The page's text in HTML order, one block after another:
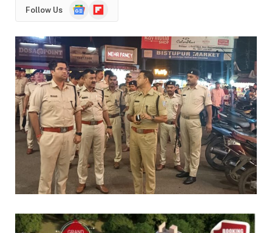
Follow Us
GoogleFlipboard